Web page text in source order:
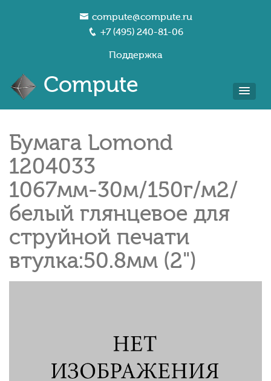
compute@compute.ru
+7 (495) 240-81-06
Поддержка
Compute
Бумага Lomond
1204033
1067мм-30м/150г/м2/
белый глянцевое для
струйной печати
втулка:50.8мм (2")